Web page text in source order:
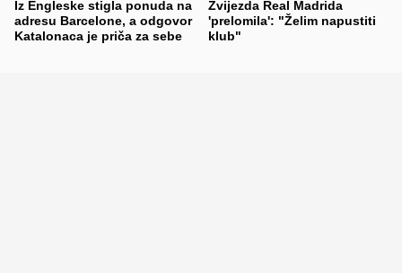
Iz Engleske stigla ponuda na
adresu Barcelone, a odgovor
Katalonaca je priča za sebe
Zvijezda Real Madrida
'prelomila': "Želim napustiti
klub"